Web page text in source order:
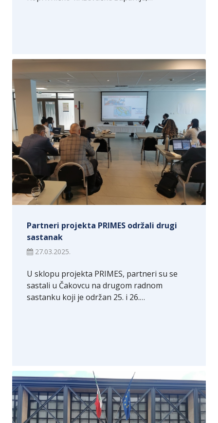
Partneri projekta PRIMES održali drugi
sastanak
27.03.2025.
U sklopu projekta PRIMES, partneri su se
sastali u Čakovcu na drugom radnom
sastanku koji je održan 25. i 26.…